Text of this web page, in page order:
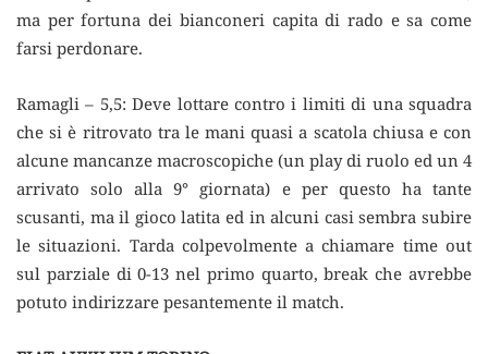
ma per fortuna dei bianconeri capita di rado e sa come
farsi perdonare.
Ramagli – 5,5: Deve lottare contro i limiti di una squadra
che si è ritrovato tra le mani quasi a scatola chiusa e con
alcune mancanze macroscopiche (un play di ruolo ed un 4
arrivato solo alla 9° giornata) e per questo ha tante
scusanti, ma il gioco latita ed in alcuni casi sembra subire
le situazioni. Tarda colpevolmente a chiamare time out
sul parziale di 0-13 nel primo quarto, break che avrebbe
potuto indirizzare pesantemente il match.